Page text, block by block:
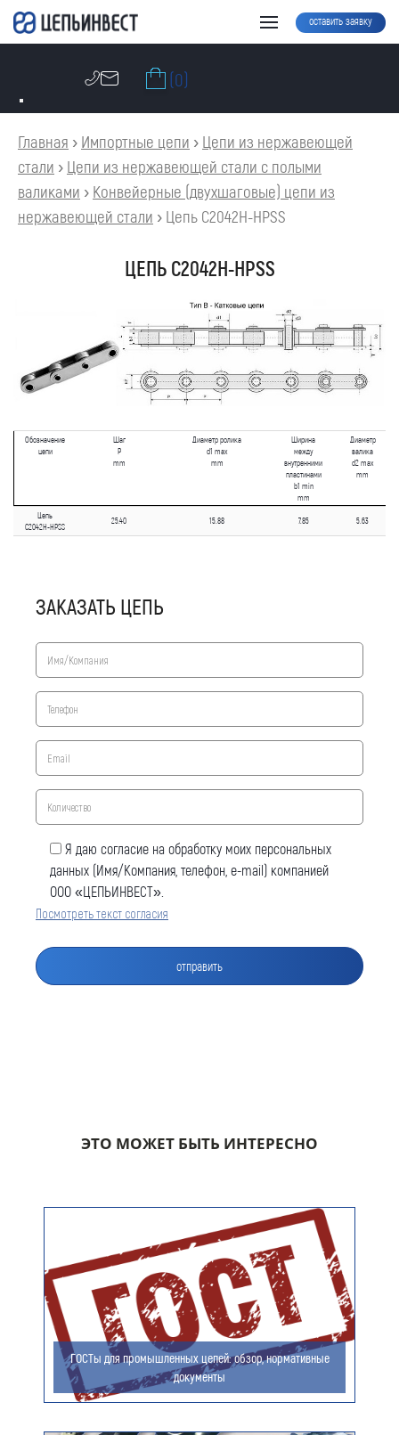
оставить заявку
(0)
Главная › Импортные цепи › Цепи из нержавеющей
стали › Цепи из нержавеющей стали с полыми
валиками › Конвейерные (двухшаговые) цепи из
нержавеющей стали › Цепь C2042H-HPSS
ЦЕПЬ C2042H-HPSS
Обозначение
цепи
Шаг
P
mm
Диаметр ролика
d1 max
mm
Ширина
между
внутренними
пластинами
b1 min
mm
Диаметр
валика
d2 max
mm
Цепь
C2042H-HPSS
25.40 15.88 7.85 5.63
ЗАКАЗАТЬ ЦЕПЬ
Я даю согласие на обработку моих персональных
данных (Имя/Компания, телефон, e-mail) компанией
ООО «ЦЕПЬИНВЕСТ».
Посмотреть текст согласия
ЭТО МОЖЕТ БЫТЬ ИНТЕРЕСНО
ГОСТы для промышленных цепей: обзор, нормативные
документы
Оставить заявку
Ваш e-mail (обязательно)
Ваше сообщение